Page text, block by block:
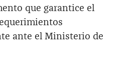
que garantice el
ante el Ministerio de